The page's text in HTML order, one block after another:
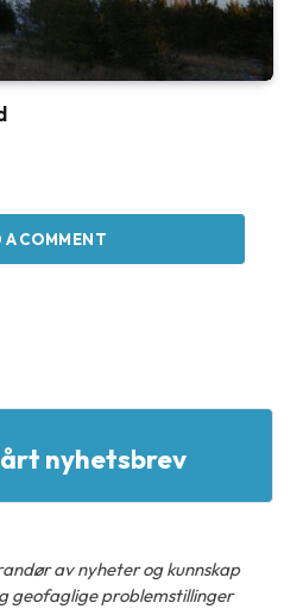
A COMMENT
nyhetsbrev
av nyheter og kunnskap
geofaglige problemstillinger